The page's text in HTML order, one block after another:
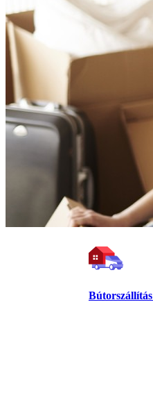
Bútorszállítás